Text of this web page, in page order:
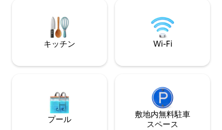
Dehradun tourism.
MbpsのWi-Fiが揃
お楽しみいただけます。
室、家族向けの雰
ス。休暇、同窓会
キッチン Wi-Fi
プール
敷地内無料駐⁠車
ス⁠ペ⁠ー⁠ス